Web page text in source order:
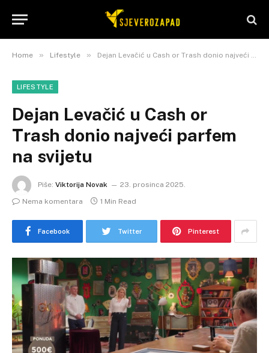
Home » Lifestyle » Dejan Levačić u Cash or Trash donio najveći parfem na svijetu
LIFESTYLE
Dejan Levačić u Cash or
Trash donio najveći parfem
na svijetu
Piše: Viktorija Novak
23. prosinca 2025.
Nema komentara
1 Min Read
Facebook Twitter Pinterest